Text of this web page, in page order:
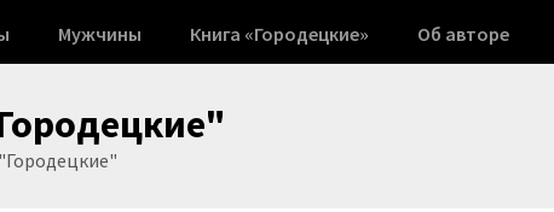
Мужчины Книга «Городецкие» Об авторе